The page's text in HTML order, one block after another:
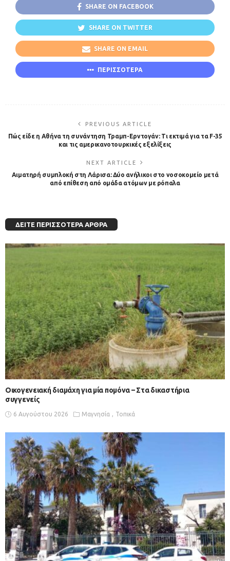
SHARE ON FACEBOOK
SHARE ON TWITTER
SHARE ON EMAIL
ΠΕΡΙΣΣΟΤΕΡΑ
PREVIOUS ARTICLE
Πώς είδε η Αθήνα τη συνάντηση Τραμπ-Ερντογάν: Τι εκτιμά για τα F-35
και τις αμερικανοτουρκικές εξελίξεις
NEXT ARTICLE
Αιματηρή συμπλοκή στη Λάρισα: Δύο ανήλικοι στο νοσοκομείο μετά
από επίθεση από ομάδα ατόμων με ρόπαλα
ΔΕΊΤΕ ΠΕΡΙΣΣΌΤΕΡΑ ΆΡΘΡΑ
Οικογενειακή διαμάχη για μία πομόνα – Στα δικαστήρια
συγγενείς
6 Αυγούστου 2026 Μαγνησία Τοπικά